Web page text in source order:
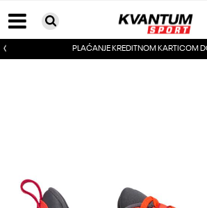
PLAĆANJE KREDITNOM KARTICOM